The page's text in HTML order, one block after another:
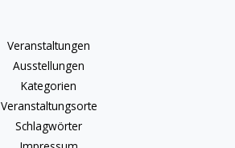
Veranstaltungen
Ausstellungen
Kategorien
Veranstaltungsorte
Schlagwörter